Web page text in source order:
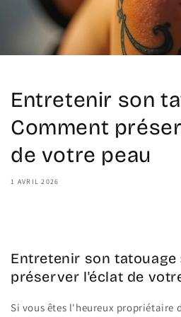
Entretenir son
Comment
de votre peau
1 AVRIL 2026
Entretenir son tatouage
préserver l'éclat de
Si vous êtes l'heureux propriétaire